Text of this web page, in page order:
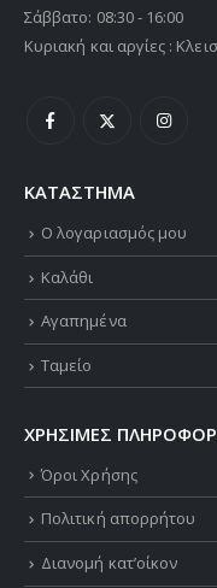
Σάββατο: 08:30 - 16:00
Κυριακή και αργίες :
ΚΑΤΑΣΤΗΜΑ
Ο λογαριασμός μου
Καλάθι
Αγαπημένα
Ταμείο
ΧΡΗΣΙΜΕΣ
Όροι Χρήσης
Πολιτική απορρήτου
Διανομή κατ’οίκον